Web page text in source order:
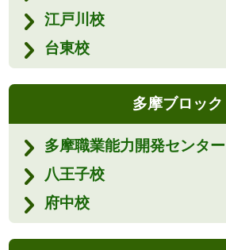
江戸川校
台東校
多摩ブロック
多摩職業能力開発センター
八王子校
府中校